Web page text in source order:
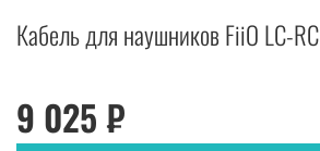
Кабель для наушников FiiO LC-RC
9 025 ₽